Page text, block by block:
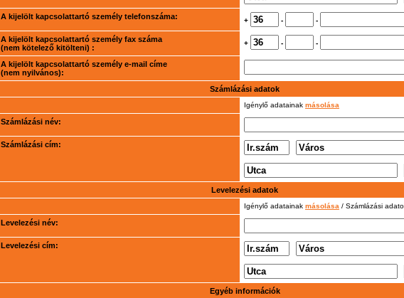
A kijelölt kapcsolattartó személy telefonszáma: + - -
A kijelölt kapcsolattartó személy fax száma
(nem kötelező kitölteni) :
+ - -
A kijelölt kapcsolattartó személy e-mail címe
(nem nyilvános):
Számlázási adatok
Igénylő adatainak másolása
Számlázási név:
Számlázási cím:
Levelezési adatok
Igénylő adatainak másolása / Számlázási
Levelezési név:
Levelezési cím:
Egyéb információk